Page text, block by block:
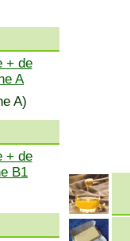
+ de
A
A)
+ de
B1